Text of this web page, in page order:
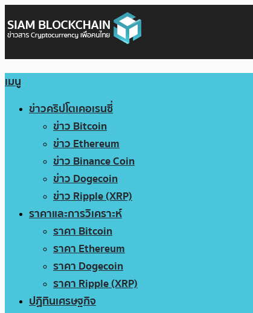
เมนู
ข่าวคริปโตเคอเรนซี่
ข่าว Bitcoin
ข่าว Ethereum
ข่าว Binance Coin
ข่าว Dogecoin
ข่าว Ripple (XRP)
ราคาและการวิเคราะห์
ราคา Bitcoin
ราคา Ethereum
ราคา Dogecoin
ราคา Ripple (XRP)
ปฏิทินเศรษฐกิจ